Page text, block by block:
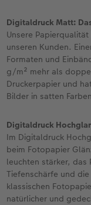
Digitaldruck Matt:
Unsere
unseren Kunden.
Formaten und
g/m² mehr als
Druckerpapier und
Bilder in satten
Digitaldruck
Im Digitaldruck
beim Fotopapier
leuchten stärker,
Tiefenschärfe und
klassischen
natürlicher und